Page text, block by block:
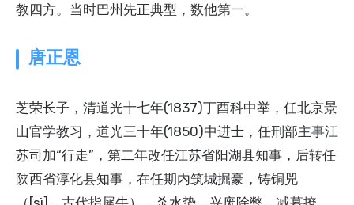
教四方。当时巴州先正典型，数他第一。
唐正恩
芝荣长子，清道光十七年(1837)丁酉科中举，任北京景
山官学教习，道光三十年(1850)中进士，任刑部主事江
苏司加“行走”，第二年改任江苏省阳湖县知事，后转任
陕西省淳化县知事，在任期内筑城掘豪，铸铜兕